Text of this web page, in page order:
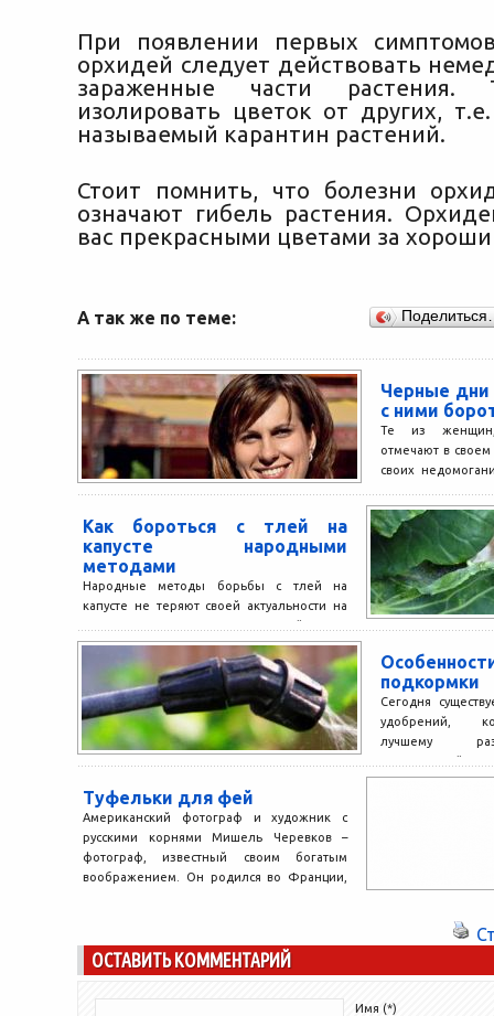
При появлении первых
орхидей следует действовать
зараженные части растения.
изолировать цветок от других,
называемый карантин растений.
Стоит помнить, что болезни
означают гибель растения.
вас прекрасными цветами за
А так же по теме:
Черные дни
с ними
Те из женщин,
отмечают в
своих
Как бороться с тлей на
капусте народными
методами
Народные методы борьбы с тлей на
капусте не теряют своей актуальности на
протяжении многих десятилетий. Ведь
обработка растения народными
средствами...
подкормки
Сегодня
удобрений,
лучшему
растений.
Туфельки для фей
Американский фотограф и художник с
русскими корнями Мишель Черевков –
фотограф, известный своим богатым
воображением. Он родился во Франции,
ОСТАВИТЬ КОММЕНТАРИЙ
Имя (*)